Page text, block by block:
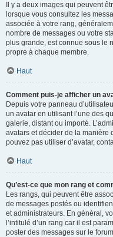
Il y a deux images qui peuvent
lorsque vous consultez les
associée à votre rang,
nombre de messages ou votre
plus grande, est connue sous le
propre à chaque membre.
Haut
Comment puis-je afficher un
Depuis votre panneau
un avatar en utilisant l’une des
galerie, distant ou importé.
avatars et décider de la manière
pouvez pas utiliser d’avatar,
Haut
Qu’est-ce que mon rang et
Les rangs, qui peuvent être
de messages postés ou
et administrateurs. En général,
l’intitulé d’un rang car il est
poster des messages sur le